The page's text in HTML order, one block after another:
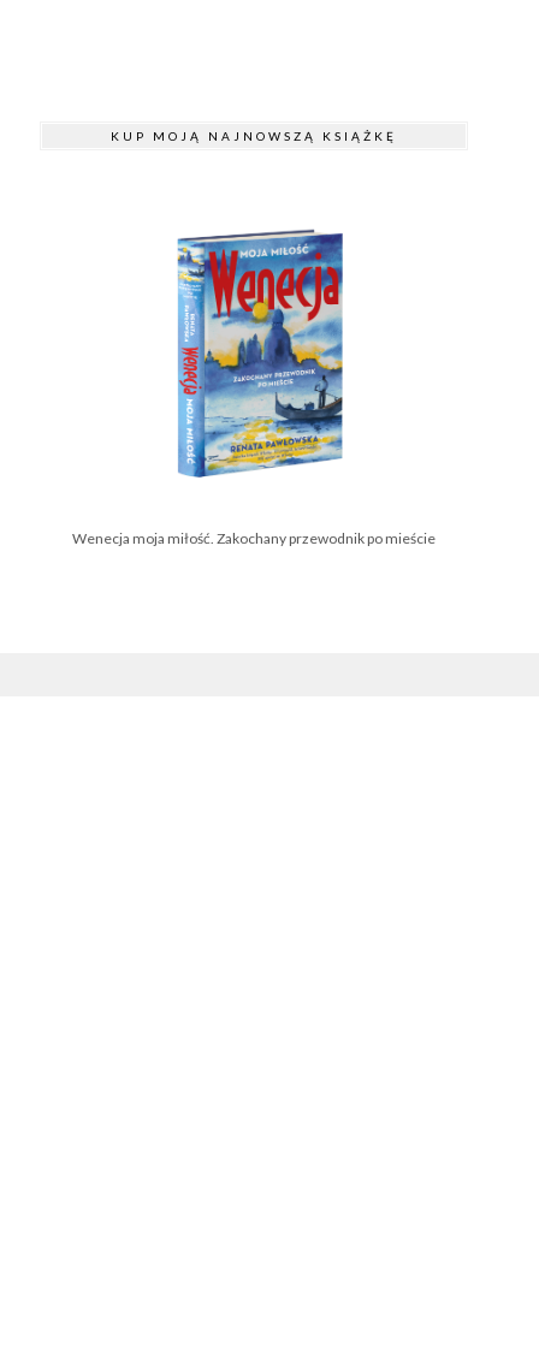
KUP MOJĄ NAJNOWSZĄ KSIĄŻKĘ
Wenecja moja miłość. Zakochany przewodnik po mieście